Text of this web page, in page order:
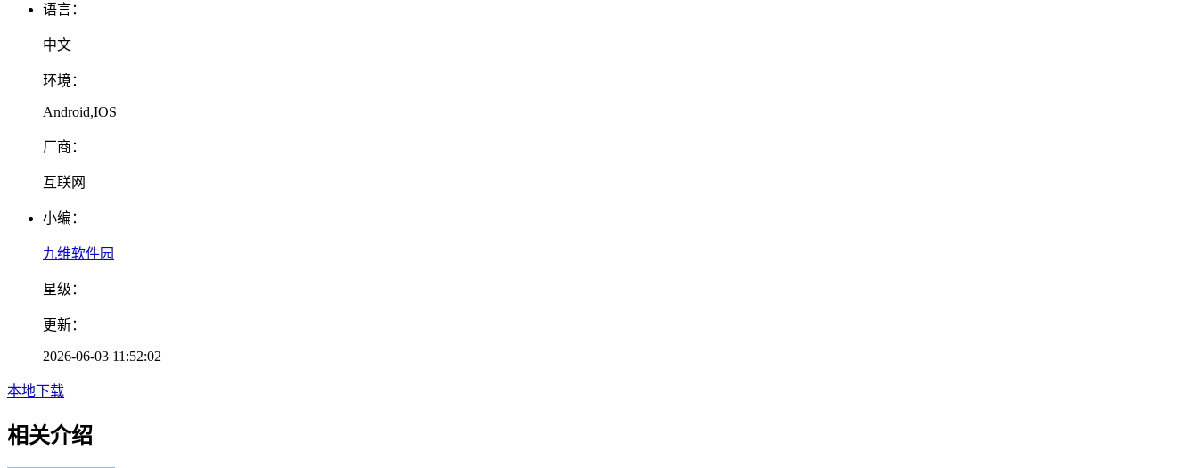
语言：
中文
环境：
Android,IOS
厂商：
互联网
小编：
九维软件园
星级：
更新：
2026-06-03 11:52:02
本地下载
相关介绍